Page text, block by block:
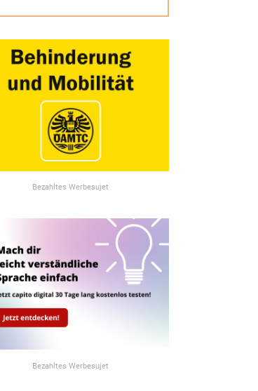
Bezahltes Werbesujet
Bezahltes Werbesujet